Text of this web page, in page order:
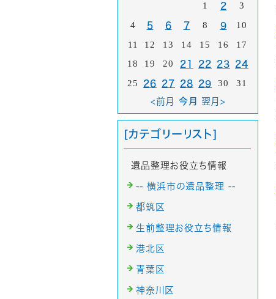
1
2
3
4
5 6 7 8 9
10
11
12 13 14 15 16
17
18
19 20 21 22 23 24
25 26 27 28 29 30 31
<前月 今月 翌月>
[カテゴリーリスト]
遺品整理お役立ち情報
-- 横浜市の遺品整理 --
都筑区
生前整理お役立ち情報
港北区
青葉区
神奈川区